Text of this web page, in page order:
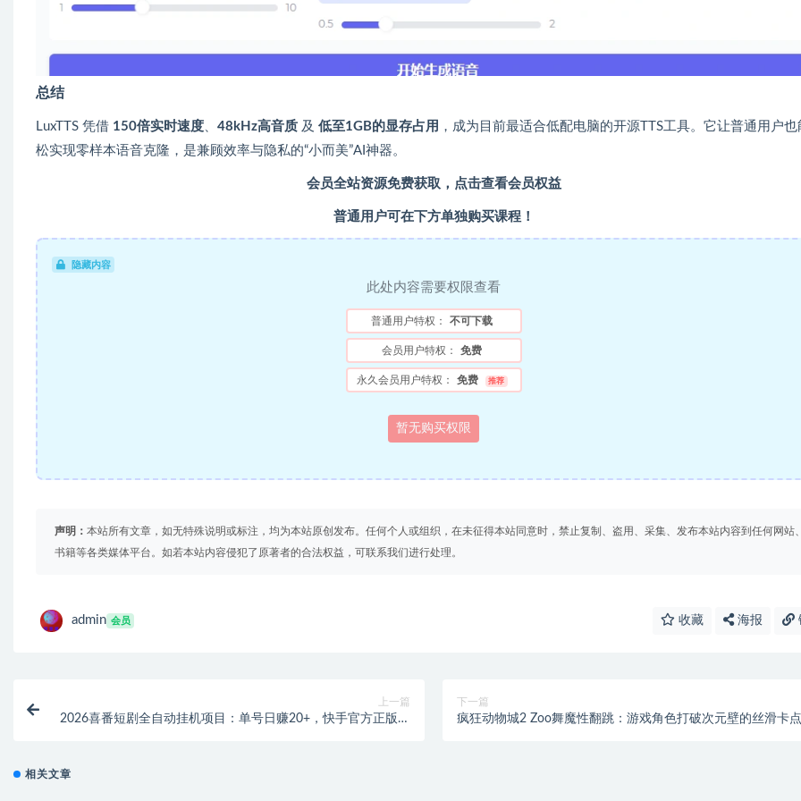
总结
LuxTTS 凭借 150倍实时速度、 48kHz高音质 及 低至1GB的显存占用 ，成为目前最适合低配电脑的开源TTS工具。它让普通用户也
松实现零样本语音克隆，是兼顾效率与隐私的“小而美”AI神器。
会员全站资源免费获取， 点击查看会员权益
普通用户可在下方单独购买课程！
隐藏内容
此处内容需要权限查看
普通用户特权： 不可下载
会员用户特权： 免费
永久会员用户特权： 免费 推荐
暂无购买权限
声明： 本站所有文章，如无特殊说明或标注，均为本站原创发布。任何个人或组织，在未征得本站同意时，禁止复制、盗用、采集、发布本站内容到任何网站
书籍等各类媒体平台。如若本站内容侵犯了原著者的合法权益，可联系我们进行处理。
admin 会员 收藏 海报
上一篇
2026喜番短剧全自动挂机项目：单号日赚20+，快手官方正版脚
下一篇
疯狂动物城2 Zoo舞魔性翻跳：游戏角色打破次元壁的丝滑卡
相关文章